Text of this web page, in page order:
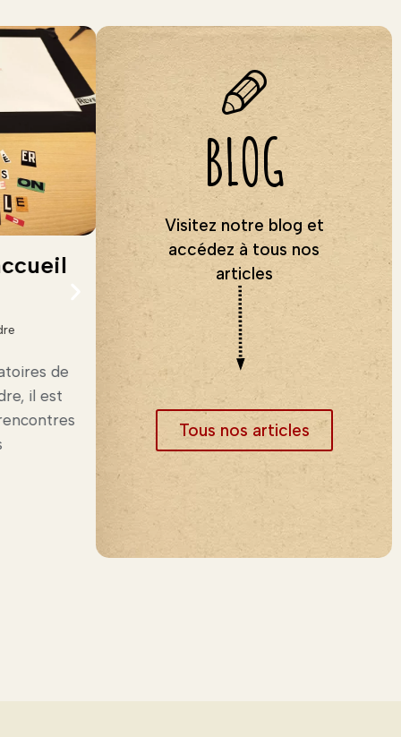
de
il est
Alpha-boomers : ça
tourne !
27 avril 2026
Alpha-Boomers
,Blog
projets "Culture et santé"
Après 2 bonnes semaines de
gestation du scénario, nous voici
de retour à La Pergola pour 2
jours de tournage
BLOG
Visitez notre blog et
accédez à tous nos
articles
Tous nos articles